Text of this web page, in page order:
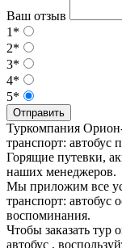
Ваш отзыв
1*
2*
3*
4*
5*
Отправить
Туркомпания
транспорт:
Горящие путевки,
наших менеджеров.
Мы приложим все
транспорт: автобус
воспоминания.
Чтобы заказать
автобус ,